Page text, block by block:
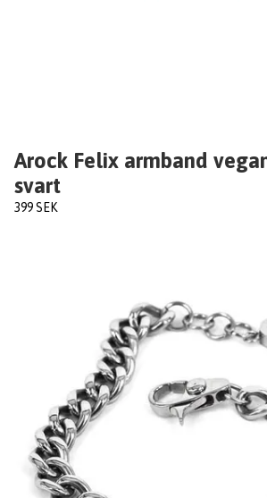
Arock Felix armband
svart
399 SEK